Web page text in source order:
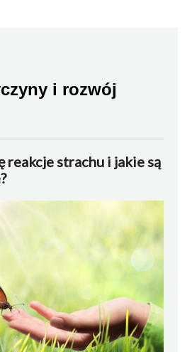
i rozwój
reakcje strachu i jakie są